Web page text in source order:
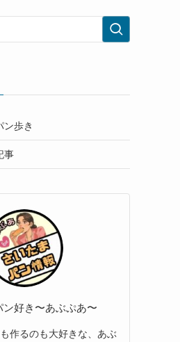
ン歩き
事
ン好き〜あぶぷあ〜
作るのも大好きな、あぶ